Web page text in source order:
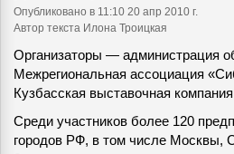
Опубликовано в 11:10 20 апр 2010 г.
Автор текста Илона Троицкая
Организаторы — администрация
Межрегиональная ассоциация
Кузбасская выставочная
Среди участников более 120
городов РФ, в том числе Москвы,